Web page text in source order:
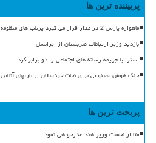
پربیننده ترین ها
ماهواره پارس 2 در مدار قرار می گیرد پرتاب های منظومه سلیمانی در1405
بازدید وزیر ارتباطات صربستان از ایرانسل
استرالیا جریمه رسانه های اجتماعی را دو برابر کرد
جنگ هوش مصنوعی برای نجات خردسالان از بازیهای آنلاین
پربحث ترین ها
متا از نخست وزیر هند عذرخواهی نمود